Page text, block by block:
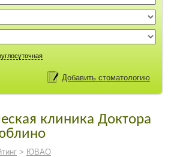
Добавить стоматологию
клиника Доктора
> ЮВАО